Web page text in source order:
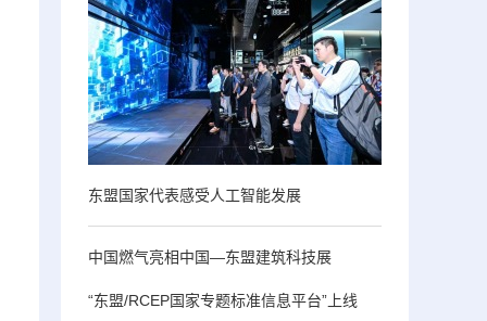
东盟国家代表感受人工智能发展
中国燃气亮相中国—东盟建筑科技展
“东盟/RCEP国家专题标准信息平台”上线